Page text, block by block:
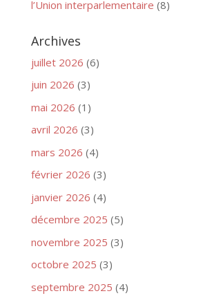
l’Union interparlementaire (8)
Archives
juillet 2026 (6)
juin 2026 (3)
mai 2026 (1)
avril 2026 (3)
mars 2026 (4)
février 2026 (3)
janvier 2026 (4)
décembre 2025 (5)
novembre 2025 (3)
octobre 2025 (3)
septembre 2025 (4)